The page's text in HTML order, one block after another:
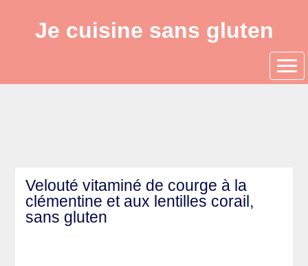
Je cuisine sans gluten
Velouté vitaminé de courge à la
clémentine et aux lentilles corail,
sans gluten